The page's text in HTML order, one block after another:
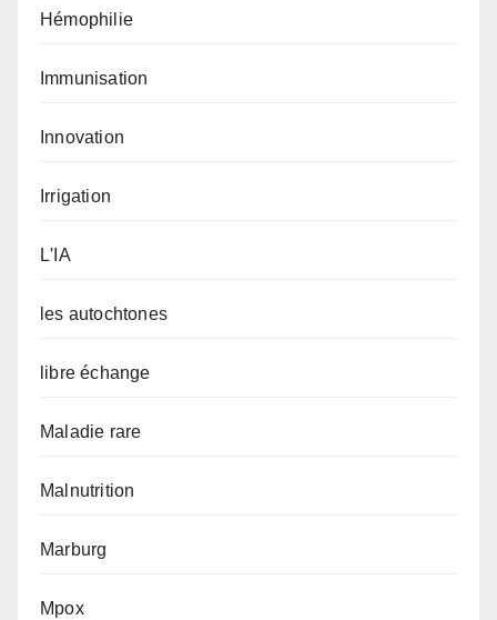
Hémophilie
Immunisation
Innovation
Irrigation
L'IA
les autochtones
libre échange
Maladie rare
Malnutrition
Marburg
Mpox